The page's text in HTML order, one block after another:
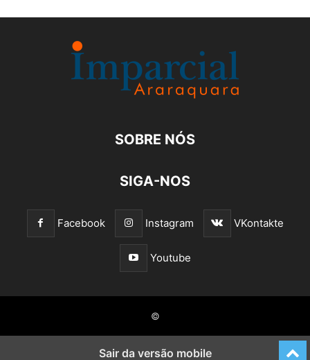
SOBRE NÓS
SIGA-NOS
Facebook Instagram VKontakte
Youtube
©
Sair da versão mobile